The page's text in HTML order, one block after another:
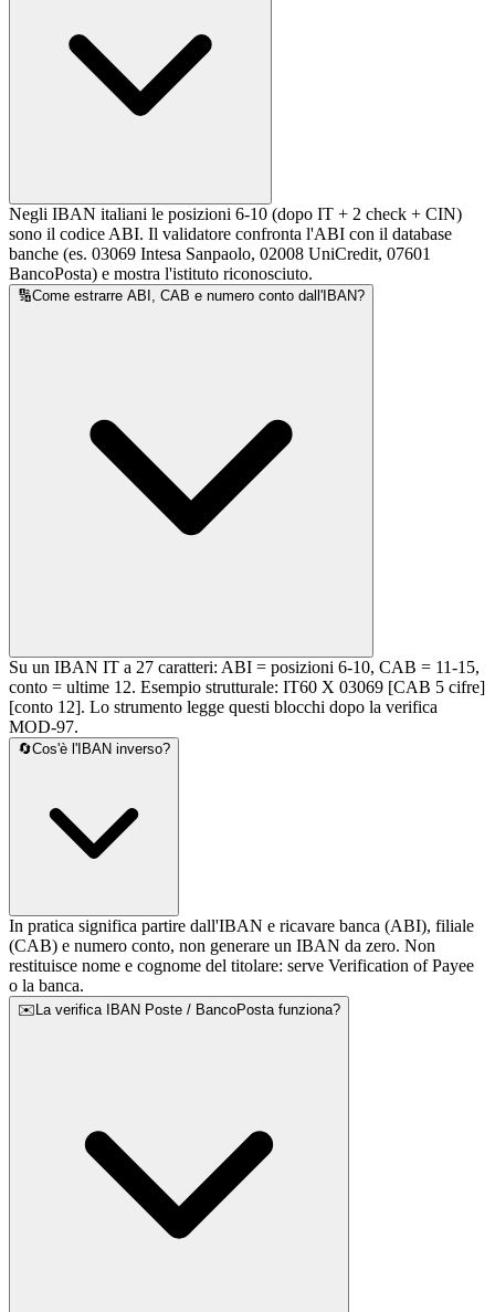
Negli IBAN italiani le posizioni 6-10 (dopo IT + 2 check + CIN)
sono il codice ABI. Il validatore confronta l'ABI con il database
banche (es. 03069 Intesa Sanpaolo, 02008 UniCredit, 07601
BancoPosta) e mostra l'istituto riconosciuto.
🔢Come estrarre ABI, CAB e numero conto dall'IBAN?
Su un IBAN IT a 27 caratteri: ABI = posizioni 6-10, CAB = 11-15,
conto = ultime 12. Esempio strutturale: IT60 X 03069 [CAB 5 cifre]
[conto 12]. Lo strumento legge questi blocchi dopo la verifica
MOD-97.
🔄Cos'è l'IBAN inverso?
In pratica significa partire dall'IBAN e ricavare banca (ABI), filiale
(CAB) e numero conto, non generare un IBAN da zero. Non
restituisce nome e cognome del titolare: serve Verification of Payee
o la banca.
✉️ La verifica IBAN Poste / BancoPosta funziona?